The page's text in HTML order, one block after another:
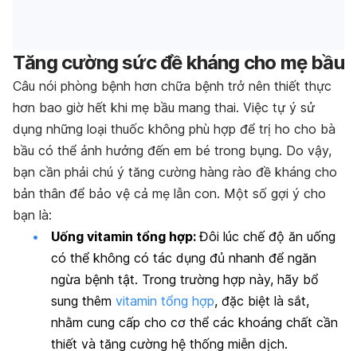
Tăng cường sức đề kháng cho mẹ bầu
Câu nói phòng bệnh hơn chữa bệnh trở nên thiết thực
hơn bao giờ hết khi mẹ bầu mang thai. Việc tự ý sử
dụng những loại thuốc không phù hợp để trị ho cho bà
bầu có thể ảnh hưởng đến em bé trong bụng. Do vậy,
bạn cần phải chú ý tăng cường hàng rào đề kháng cho
bản thân để bảo vệ cả mẹ lẫn con. Một số gợi ý cho
bạn là:
Uống vitamin tổng hợp:Đôi lúc chế độ ăn uống
có thể không có tác dụng đủ nhanh để ngăn
ngừa bệnh tật. Trong trường hợp này, hãy bổ
sung thêm vitamin tổng hợp, đặc biệt là sắt,
nhằm cung cấp cho cơ thể các khoáng chất cần
thiết và tăng cường hệ thống miễn dịch.